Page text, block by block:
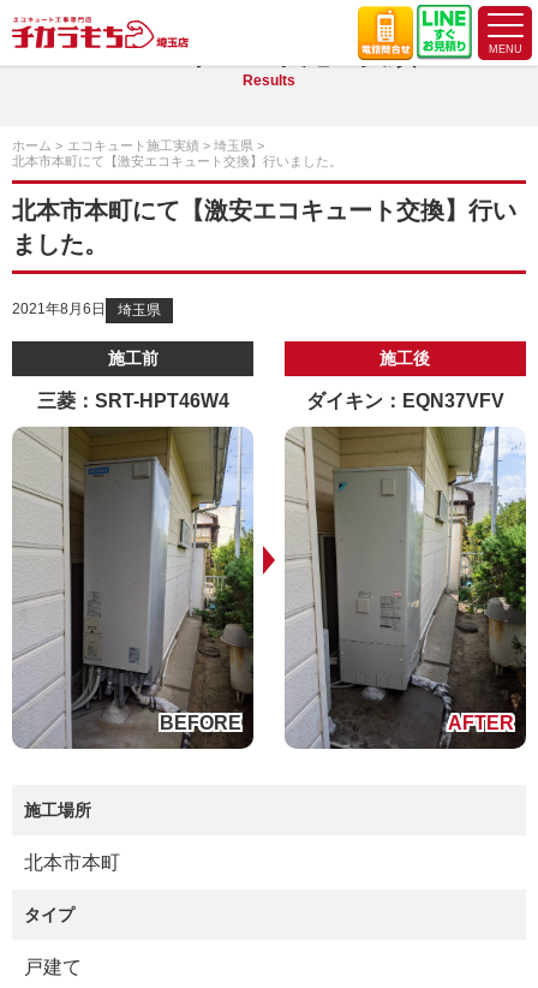
エコキュート施工実績
Results
ホーム エコキュート施工実績
埼玉県
北本市本町にて【激安エコキュート交換】行いました。
北本市本町にて【激安エコキュート交換】行い
ました。
2021年8月6日 埼玉県
施工前
三菱：SRT-HPT46W4
施工後
ダイキン：EQN37VFV
施工場所
北本市本町
タイプ
戸建て